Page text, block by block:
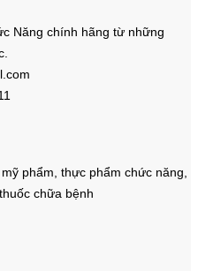
Năng chính hãng từ những
phẩm, thực phẩm chức năng,
chữa bệnh